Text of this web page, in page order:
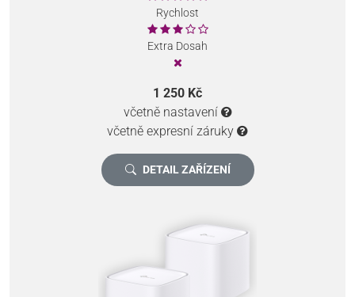
Rychlost
Extra Dosah
1 250 Kč
včetně nastavení
včetně expresní záruky
DETAIL ZAŘÍZENÍ